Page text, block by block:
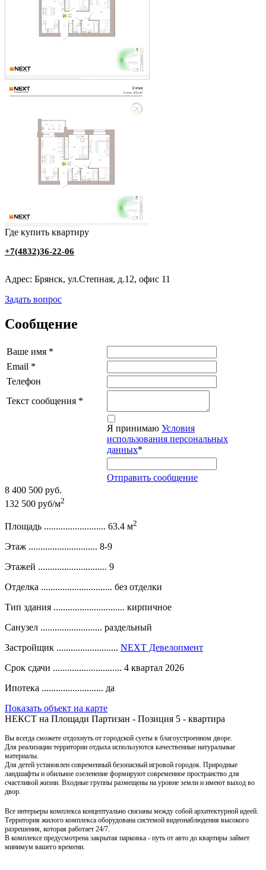
Где купить квартиру
+7(4832)36-22-06
Адрес: Брянск, ул.Степная, д.12, офис 11
Задать вопрос
Сообщение
Ваше имя *
Email *
Телефон
Текст сообщения *
Я принимаю Условия
использования персональных
данных*
Отправить сообщение
8 400 500 руб.
132 500 руб/м2
Площадь .......................... 63.4 м2
Этаж ............................. 8-9
Этажей ............................. 9
Отделка .............................. без отделки
Тип здания .............................. кирпичное
Санузел .......................... раздельный
Застройщик .......................... NEXT Девелопмент
Срок сдачи ............................. 4 квартал 2026
Ипотека .......................... да
Показать объект на карте
НЕКСТ на Площади Партизан - Позиция 5 - квартира
Вы всегда сможете отдохнуть от городской суеты в благоустроенном дворе.
Для реализации территории отдыха используются качественные натуральные
материалы.
Для детей установлен современный безопасный игровой городок. Природные
ландшафты и обильное озеленение формируют современное пространство для
счастливой жизни. Входные группы размещены на уровне земли и имеют выход во
двор.
Все интерьеры комплекса концептуально связаны между собой архитектурной идеей.
Территория жилого комплекса оборудована системой видеонаблюдения высокого
разрешения, которая работает 24/7.
В комплексе предусмотрена закрытая парковка - путь от авто до квартиры займет
минимум вашего времени.